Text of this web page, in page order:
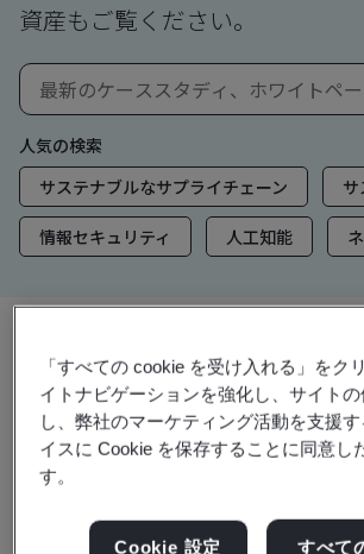
資産もご覧ください。
人気の検索
サステナブルなサプライチェーン
サ
情報セキュリティ 人工知能
洞察とメディア
トレンド洞察
洞察とメディアを入手
「すべての cookie を受け入れる」をク
イトナビゲーションを強化し、サイト
し、弊社のマーケティング活動を支援
イスに Cookie を保存することに同意し
す。
Cookie 設定
すべて